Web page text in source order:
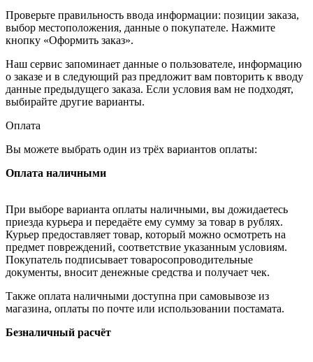
Проверьте правильность ввода информации: позиции заказа,
выбор местоположения, данные о покупателе. Нажмите
кнопку «Оформить заказ».
Наш сервис запоминает данные о пользователе, информацию
о заказе и в следующий раз предложит вам повторить к вводу
данные предыдущего заказа. Если условия вам не подходят,
выбирайте другие варианты.
Оплата
Вы можете выбрать один из трёх вариантов оплаты:
Оплата наличными
При выборе варианта оплаты наличными, вы дожидаетесь
приезда курьера и передаёте ему сумму за товар в рублях.
Курьер предоставляет товар, который можно осмотреть на
предмет повреждений, соответствие указанным условиям.
Покупатель подписывает товаросопроводительные
документы, вносит денежные средства и получает чек.
Также оплата наличными доступна при самовывозе из
магазина, оплаты по почте или использовании постамата.
Безналичный расчёт